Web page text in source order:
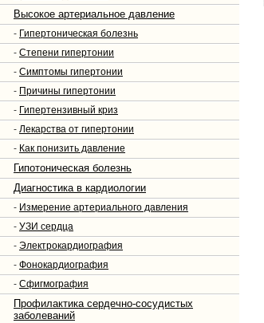
Высокое артериальное давление
- Гипертоническая болезнь
- Степени гипертонии
- Симптомы гипертонии
- Причины гипертонии
- Гипертензивный криз
- Лекарства от гипертонии
- Как понизить давление
Гипотоническая болезнь
Диагностика в кардиологии
- Измерение артериального давления
- УЗИ сердца
- Электрокардиография
- Фонокардиография
- Сфигмография
Профилактика сердечно-сосудистых
заболеваний